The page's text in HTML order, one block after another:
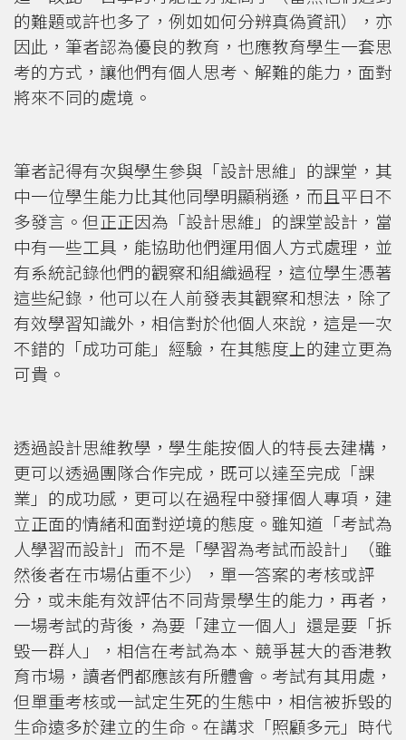
的難題或許也多了，例如如何分辨真偽資訊），亦
因此，筆者認為優良的教育，也應教育學生一套思
考的方式，讓他們有個人思考、解難的能力，面對
將來不同的處境。
筆者記得有次與學生參與「設計思維」的課堂，其
中一位學生能力比其他同學明顯稍遜，而且平日不
多發言。但正正因為「設計思維」的課堂設計，當
中有一些工具，能協助他們運用個人方式處理，並
有系統記錄他們的觀察和組織過程，這位學生憑著
這些紀錄，他可以在人前發表其觀察和想法，除了
有效學習知識外，相信對於他個人來說，這是一次
不錯的「成功可能」經驗，在其態度上的建立更為
可貴。
透過設計思維教學，學生能按個人的特長去建構，
更可以透過團隊合作完成，既可以達至完成「課
業」的成功感，更可以在過程中發揮個人專項，建
立正面的情緒和面對逆境的態度。雖知道「考試為
人學習而設計」而不是「學習為考試而設計」（雖
然後者在巿場佔重不少），單一答案的考核或評
分，或未能有效評估不同背景學生的能力，再者，
一場考試的背後，為要「建立一個人」還是要「拆
毁一群人」，相信在考試為本、競爭甚大的香港教
育巿場，讀者們都應該有所體會。考試有其用處，
但單重考核或一試定生死的生態中，相信被拆毁的
生命遠多於建立的生命。在講求「照顧多元」時代